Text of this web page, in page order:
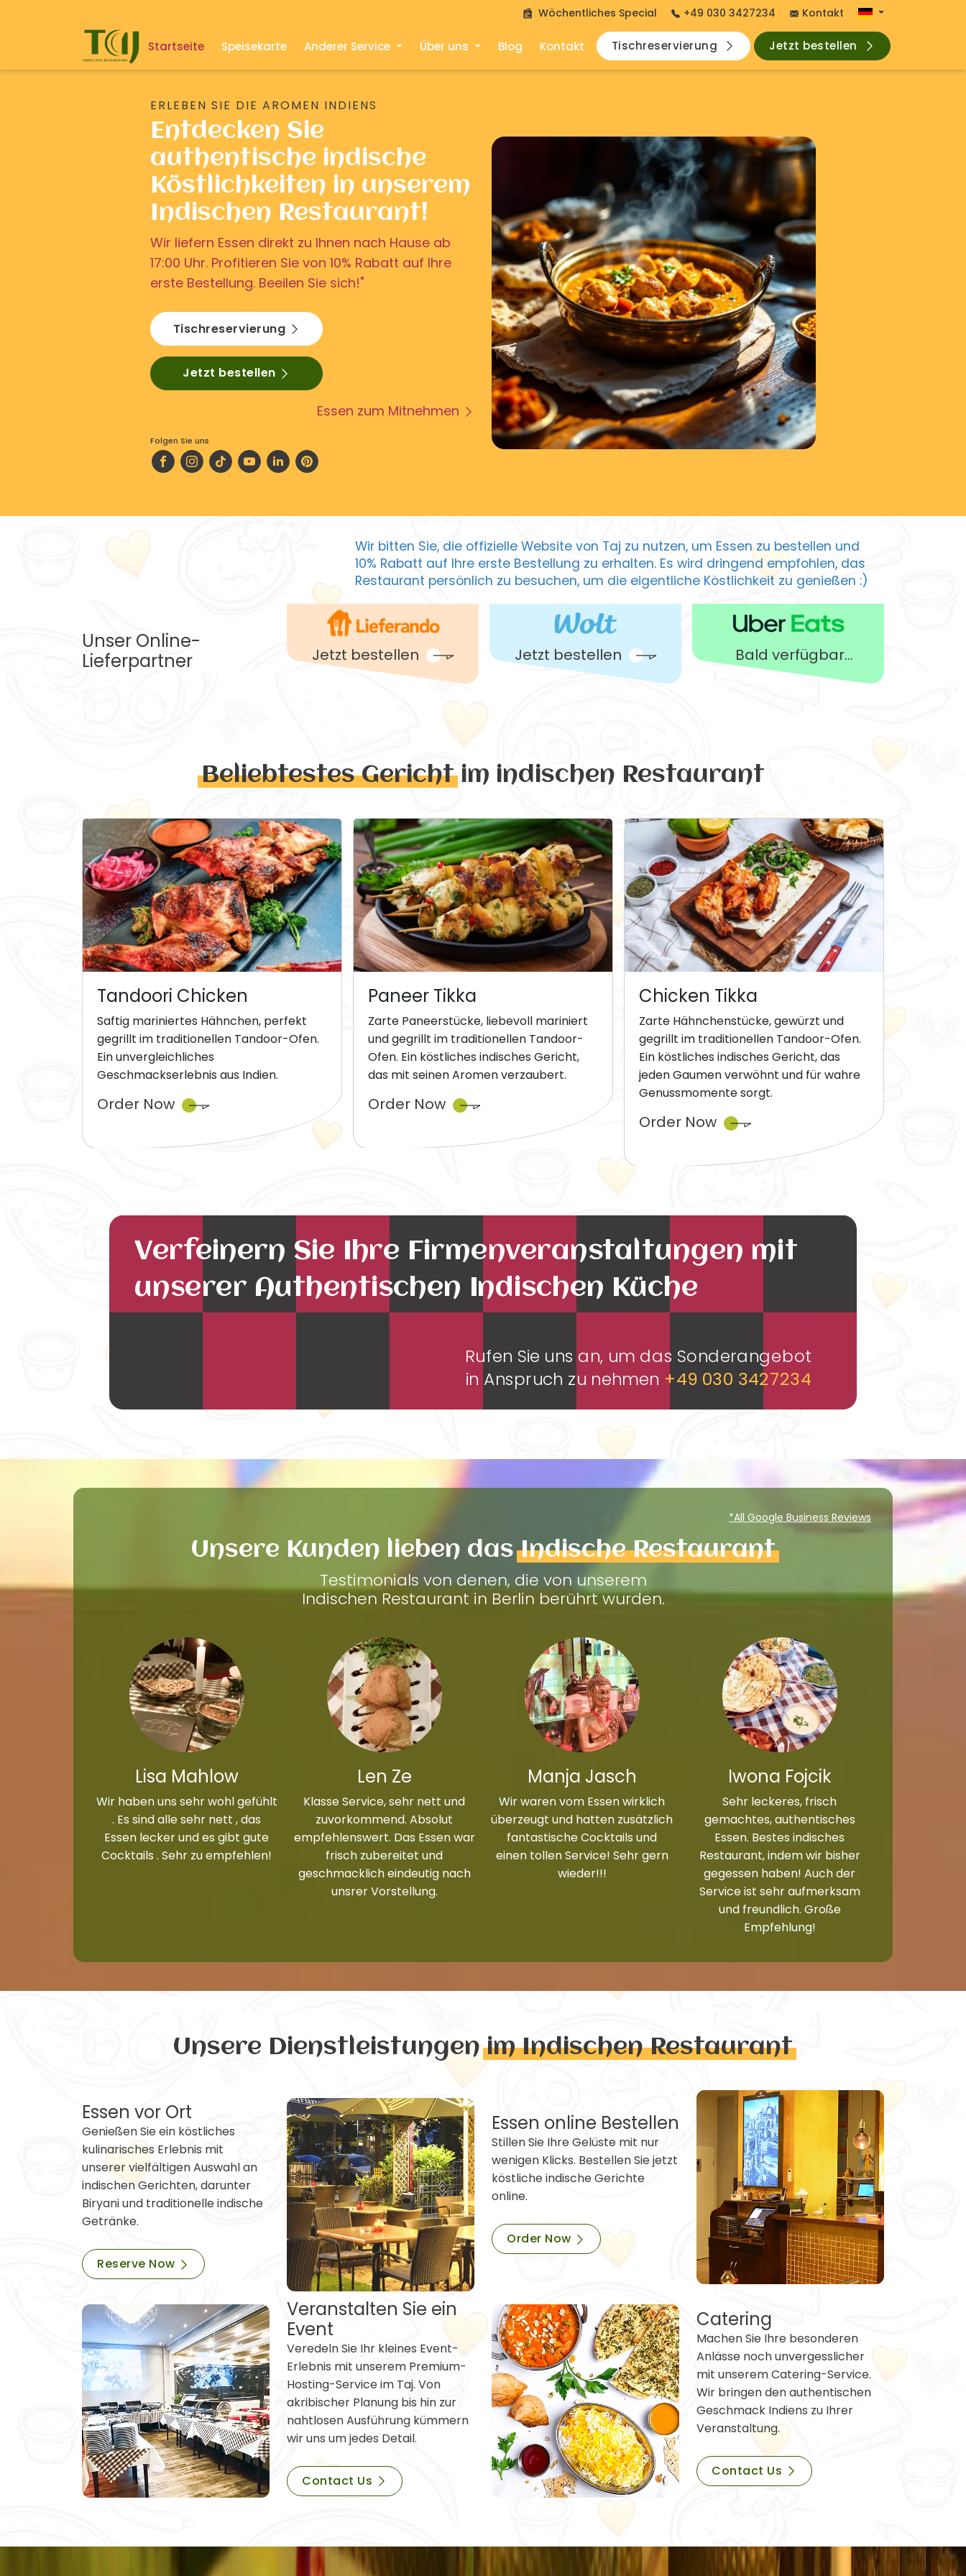
Wöchentliches Special +49 030 3427234 Kontakt
Startseite Speisekarte Anderer Service Über uns Blog Kontakt Tischreservierung Jetzt bestellen
ERLEBEN SIE DIE AROMEN INDIENS
Entdecken Sie
authentische indische
Köstlichkeiten in unserem
Indischen Restaurant!
Wir liefern Essen direkt zu Ihnen nach Hause ab
17:00 Uhr. Profitieren Sie von 10% Rabatt auf Ihre
erste Bestellung. Beeilen Sie sich!"
Tischreservierung
Jetzt bestellen
Essen zum Mitnehmen
Folgen Sie uns
Wir bitten Sie, die offizielle Website von Taj zu nutzen, um Essen zu bestellen und
10% Rabatt auf Ihre erste Bestellung zu erhalten. Es wird dringend empfohlen, das
Restaurant persönlich zu besuchen, um die eigentliche Köstlichkeit zu genießen :)
Unser Online-
Lieferpartner
Jetzt bestellen Jetzt bestellen Bald verfügbar...
Beliebtestes Gerichtim indischen Restaurant
Tandoori Chicken
Saftig mariniertes Hähnchen, perfekt
gegrillt im traditionellen Tandoor-Ofen.
Ein unvergleichliches
Geschmackserlebnis aus Indien.
Order Now
Paneer Tikka
Zarte Paneerstücke, liebevoll mariniert
und gegrillt im traditionellen Tandoor-
Ofen. Ein köstliches indisches Gericht,
das mit seinen Aromen verzaubert.
Order Now
Chicken Tikka
Zarte Hähnchenstücke, gewürzt und
gegrillt im traditionellen Tandoor-Ofen.
Ein köstliches indisches Gericht, das
jeden Gaumen verwöhnt und für wahre
Genussmomente sorgt.
Order Now
Verfeinern Sie Ihre Firmenveranstaltungen mit
unserer Authentischen Indischen Küche
Rufen Sie uns an, um das Sonderangebot
in Anspruch zu nehmen +49 030 3427234
*All Google Business Reviews
Unsere Kunden lieben dasIndische Restaurant
Testimonials von denen, die von unserem
Indischen Restaurant in Berlin berührt wurden.
Lisa Mahlow
Wir haben uns sehr wohl gefühlt
. Es sind alle sehr nett , das
Essen lecker und es gibt gute
Cocktails . Sehr zu empfehlen!
Len Ze
Klasse Service, sehr nett und
zuvorkommend. Absolut
empfehlenswert. Das Essen war
frisch zubereitet und
geschmacklich eindeutig nach
unsrer Vorstellung.
Manja Jasch
Wir waren vom Essen wirklich
überzeugt und hatten zusätzlich
fantastische Cocktails und
einen tollen Service! Sehr gern
wieder!!!
Iwona Fojcik
Sehr leckeres, frisch
gemachtes, authentisches
Essen. Bestes indisches
Restaurant, indem wir bisher
gegessen haben! Auch der
Service ist sehr aufmerksam
und freundlich. Große
Empfehlung!
Unsere Dienstleistungenim Indischen Restaurant
Essen vor Ort
Genießen Sie ein köstliches
kulinarisches Erlebnis mit
unserer vielfältigen Auswahl an
indischen Gerichten, darunter
Biryani und traditionelle indische
Getränke.
Reserve Now
Essen online Bestellen
Stillen Sie Ihre Gelüste mit nur
wenigen Klicks. Bestellen Sie jetzt
köstliche indische Gerichte
online.
Order Now
Veranstalten Sie ein
Event
Veredeln Sie Ihr kleines Event-
Erlebnis mit unserem Premium-
Hosting-Service im Taj. Von
akribischer Planung bis hin zur
nahtlosen Ausführung kümmern
wir uns um jedes Detail.
Contact Us
Catering
Machen Sie Ihre besonderen
Anlässe noch unvergesslicher
mit unserem Catering-Service.
Wir bringen den authentischen
Geschmack Indiens zu Ihrer
Veranstaltung.
Contact Us